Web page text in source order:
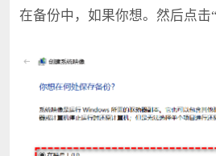
在备份中，如果你想。然后点击“